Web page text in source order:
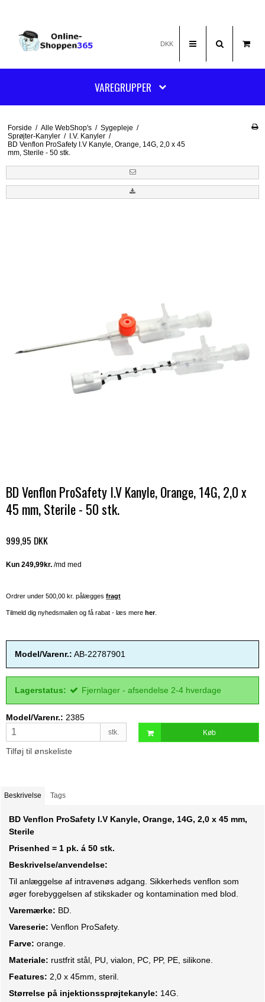
DKK
VAREGRUPPER
Forside / Alle WebShop's / Sygepleje /
Sprøjter-Kanyler / I.V. Kanyler /
BD Venflon ProSafety I.V Kanyle, Orange, 14G, 2,0 x 45
mm, Sterile - 50 stk.
BD Venflon ProSafety I.V Kanyle, Orange, 14G, 2,0 x
45 mm, Sterile - 50 stk.
999,95 DKK
Ordrer under 500,00 kr. pålægges fragt
Tilmeld dig nyhedsmailen og få rabat - læs mere her.
Model/Varenr.: AB-22787901
Lagerstatus: Fjernlager - afsendelse 2-4 hverdage
Model/Varenr.: 2385
stk. Køb
Tilføj til ønskeliste
Beskrivelse Tags
BD Venflon ProSafety I.V Kanyle, Orange, 14G, 2,0 x 45 mm,
Sterile
Prisenhed = 1 pk. á 50 stk.
Beskrivelse/anvendelse:
Til anlæggelse af intravenøs adgang. Sikkerheds venflon som
øger forebyggelsen af stikskader og kontamination med blod.
Varemærke: BD.
Vareserie: Venflon ProSafety.
Farve: orange.
Materiale: rustfrit stål, PU, vialon, PC, PP, PE, silikone.
Features: 2,0 x 45mm, steril.
Størrelse på injektionssprøjtekanyle: 14G.